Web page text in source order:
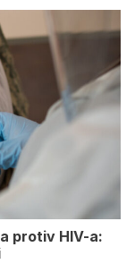
protiv HIV-a: